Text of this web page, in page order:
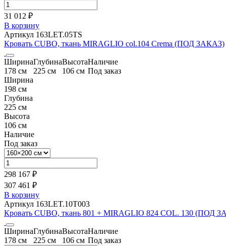
31 012 ₽
В корзину
Артикул 163LET.05TS
Кровать CUBO, ткань MIRAGLIO col.104 Crema (ПОД ЗАКАЗ)
Ширина
178 см
Глубина
225 см
Высота
106 см
Наличие
Под заказ
Ширина
198 см
Глубина
225 см
Высота
106 см
Наличие
Под заказ
298 167 ₽
307 461 ₽
В корзину
Артикул 163LET.10T003
Кровать CUBO, ткань 801 + MIRAGLIO 824 COL. 130 (ПОД
Ширина
178 см
Глубина
225 см
Высота
106 см
Наличие
Под заказ